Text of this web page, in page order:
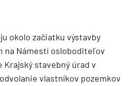
okolo začiatku výstavby
na Námestí osloboditeľov
Krajský stavebný úrad v
vlastníkov pozemkov